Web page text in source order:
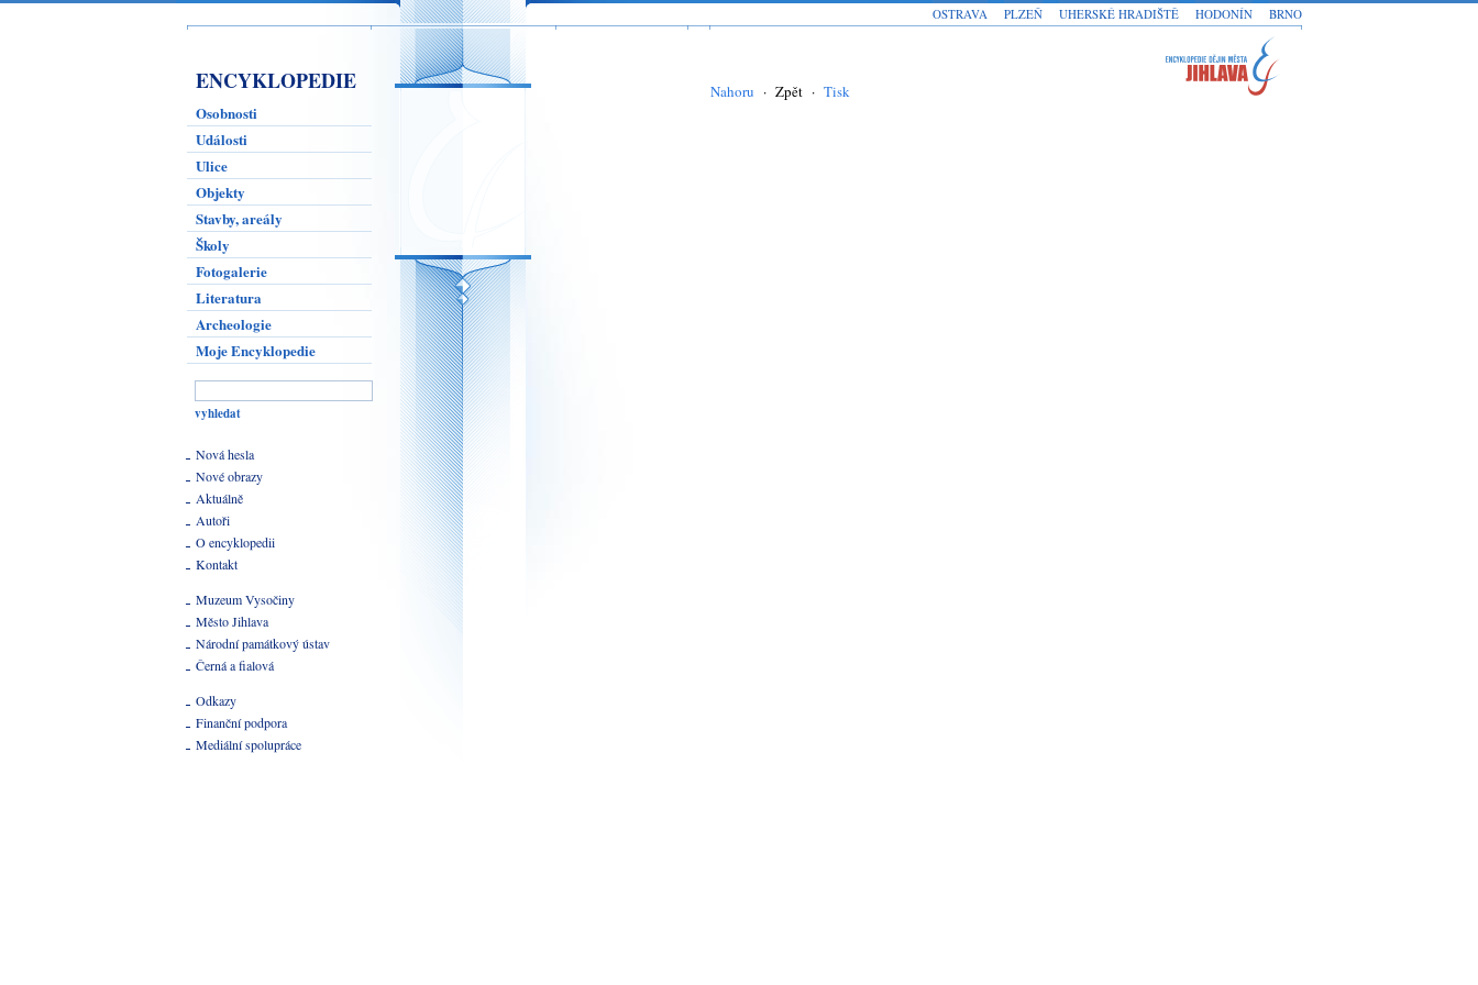
ENCYKLOPEDIE
Osobnosti
Události
Ulice
Objekty
Stavby, areály
Školy
Fotogalerie
Literatura
Archeologie
Moje Encyklopedie
Nová hesla
Nové obrazy
Aktuálně
Autoři
O encyklopedii
Kontakt
Muzeum Vysočiny
Město Jihlava
Národní památkový ústav
Černá a fialová
Odkazy
Finanční podpora
Mediální spolupráce
Nahoru · Zpět · Tisk
BRNO
HODONÍN
UHERSKÉ HRADIŠTĚ
PLZEŇ
OSTRAVA